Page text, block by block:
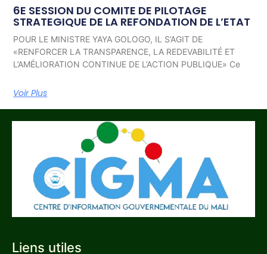
6E SESSION DU COMITE DE PILOTAGE
STRATEGIQUE DE LA REFONDATION DE L’ETAT
POUR LE MINISTRE YAYA GOLOGO, IL S’AGIT DE
«RENFORCER LA TRANSPARENCE, LA REDEVABILITÉ ET
L’AMÉLIORATION CONTINUE DE L’ACTION PUBLIQUE» Ce
Voir Plus
Liens utiles